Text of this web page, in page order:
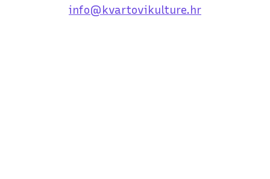
info@kvartovikulture.hr